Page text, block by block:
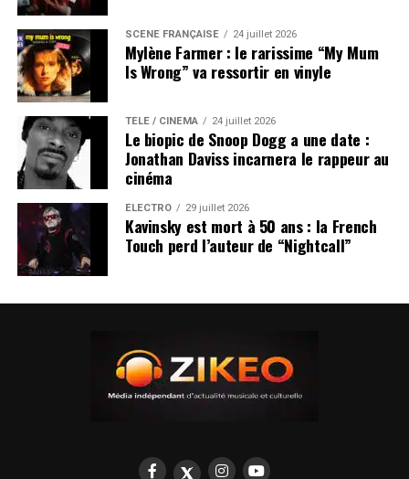
SCÈNE FRANÇAISE 24 juillet 2026
Mylène Farmer : le rarissime “My Mum
Is Wrong” va ressortir en vinyle
TÉLÉ / CINÉMA 24 juillet 2026
Le biopic de Snoop Dogg a une date :
Jonathan Daviss incarnera le rappeur au
cinéma
ÉLECTRO 29 juillet 2026
Kavinsky est mort à 50 ans : la French
Touch perd l’auteur de “Nightcall”